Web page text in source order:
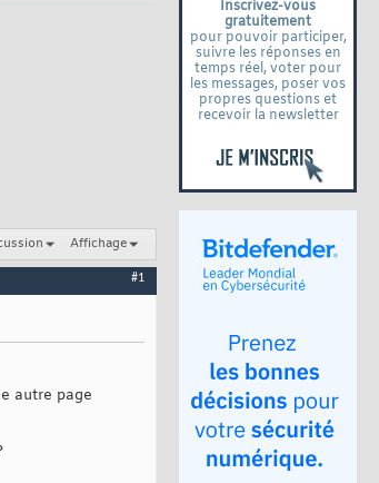
Inscrivez-vous
gratuitement
pour pouvoir participer,
suivre les réponses en
temps réel, voter pour
les messages, poser vos
propres questions et
recevoir la newsletter
Affichage
#1
autre page